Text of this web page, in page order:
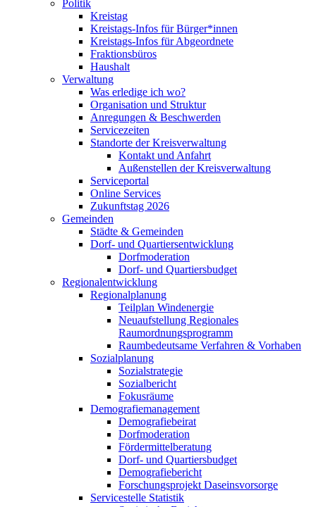
Politik
Kreistag
Kreistags-Infos für Bürger*innen
Kreistags-Infos für Abgeordnete
Fraktionsbüros
Haushalt
Verwaltung
Was erledige ich wo?
Organisation und Struktur
Anregungen & Beschwerden
Servicezeiten
Standorte der Kreisverwaltung
Kontakt und Anfahrt
Außenstellen der Kreisverwaltung
Serviceportal
Online Services
Zukunftstag 2026
Gemeinden
Städte & Gemeinden
Dorf- und Quartiersentwicklung
Dorfmoderation
Dorf- und Quartiersbudget
Regionalentwicklung
Regionalplanung
Teilplan Windenergie
Neuaufstellung Regionales
Raumordnungsprogramm
Raumbedeutsame Verfahren & Vorhaben
Sozialplanung
Sozialstrategie
Sozialbericht
Fokusräume
Demografiemanagement
Demografiebeirat
Dorfmoderation
Fördermittelberatung
Dorf- und Quartiersbudget
Demografiebericht
Forschungsprojekt Daseinsvorsorge
Servicestelle Statistik